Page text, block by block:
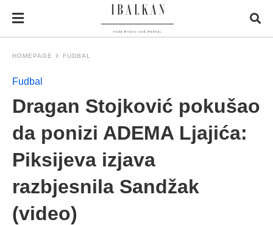
HOMEPAGE FUDBAL
Fudbal
Dragan Stojković pokušao
da ponizi ADEMA Ljajića:
Piksijeva izjava
razbjesnila Sandžak
(video)